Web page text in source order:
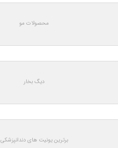
محصولات مو
دیگ بخار
برترین یونیت های دندانپزشکی